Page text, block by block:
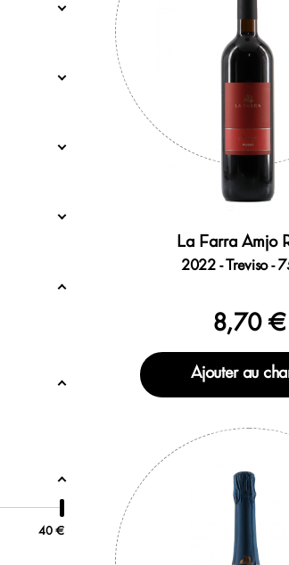
40 €
La Farra Amjo
2022 - Treviso -
8,70 €
Ajouter au